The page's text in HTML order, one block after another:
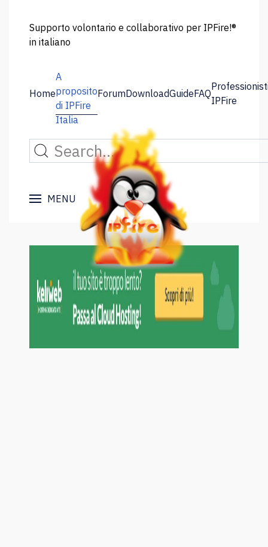
Supporto volontario e collaborativo per IPFire!®
in italiano
Home
A
proposito
di IPFire
Italia
ForumDownloadGuideFAQ
IPFire
MENU